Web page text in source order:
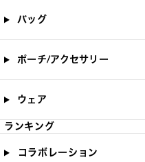
バッグ
ポーチ/アクセサリー
ウェア
ランキング
コラボレーション